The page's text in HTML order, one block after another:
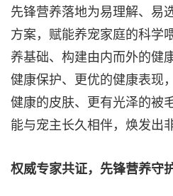
先锋营养落地为易理解、易
方案，赋能养宠家庭的科学
养基础、构建由内而外的
健康保护、更优的健康表现
健康的皮肤、更有光泽的被
能与宠主长久相伴，焕发出
权威专家共证，先锋营养守